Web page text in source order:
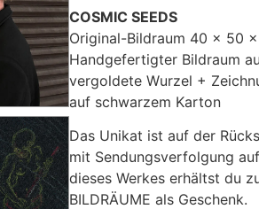
COSMIC SEEDS
Original-Bildraum 40 x 50
Handgefertigter Bildraum
vergoldete Wurzel +
auf schwarzem Karton
Das Unikat ist auf der
mit Sendungsverfolgung
dieses Werkes erhältst du
BILDRÄUME als Geschenk.